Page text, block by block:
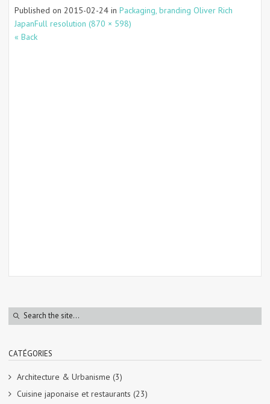
Published on 2015-02-24 in Packaging, branding Oliver Rich
JapanFull resolution (870 × 598)
« Back
CATÉGORIES
Architecture & Urbanisme (3)
Cuisine japonaise et restaurants (23)